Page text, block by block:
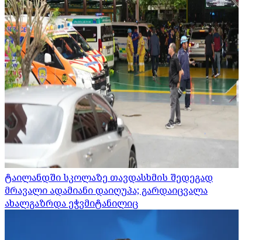
ტაილანდში სკოლაზე თავდასხმის შედეგად
მრავალი ადამიანი დაიღუპა; გარდაიცვალა
ახალგაზრდა ეჭვმიტანილიც